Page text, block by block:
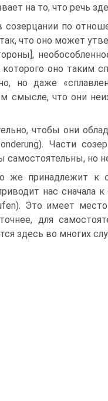
на то, что речь
созерцании по
что оно может
оно таким
но даже
смысле, что они
чтобы они
Части
но
принадлежит к
нас сначала
Это имеет
для
здесь во многих